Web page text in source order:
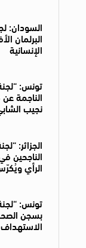
السودان:
البرلمان
الإنسانية
تونس:
الناجمة
نجيب
الجزائر:
الناجحين
الرأي
تونس:
بسجن
الاستهداف